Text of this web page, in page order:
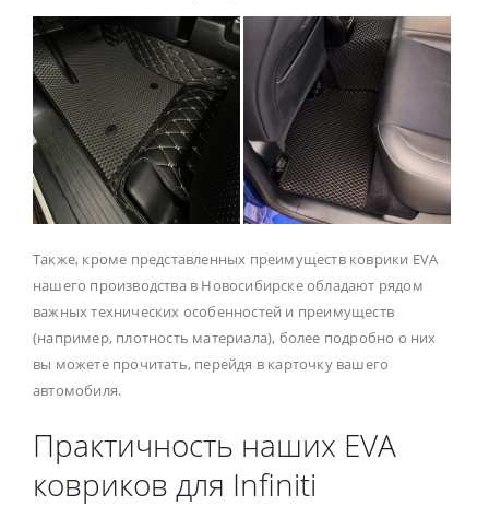
Также, кроме представленных преимуществ коврики EVA
нашего производства в Новосибирске обладают рядом
важных технических особенностей и преимуществ
(например, плотность материала), более подробно о них
вы можете прочитать, перейдя в карточку вашего
автомобиля.
Практичность наших EVA
ковриков для Infiniti